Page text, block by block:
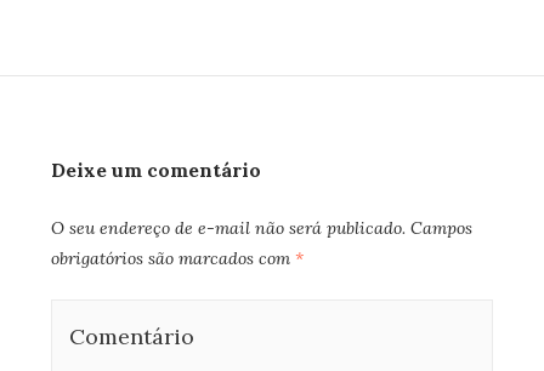
Deixe um comentário
O seu endereço de e-mail não será publicado. Campos
obrigatórios são marcados com *